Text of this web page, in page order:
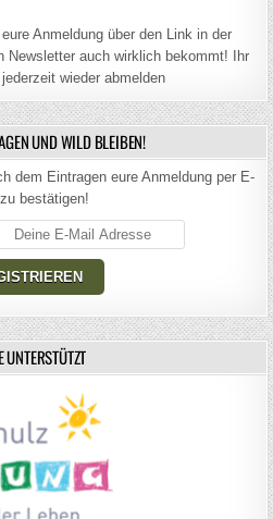
Anmeldung über den Link in der
Newsletter auch wirklich bekommt! Ihr
wieder abmelden
UND WILD BLEIBEN!
dem Eintragen eure Anmeldung per E-
bestätigen!
UNTERSTÜTZT